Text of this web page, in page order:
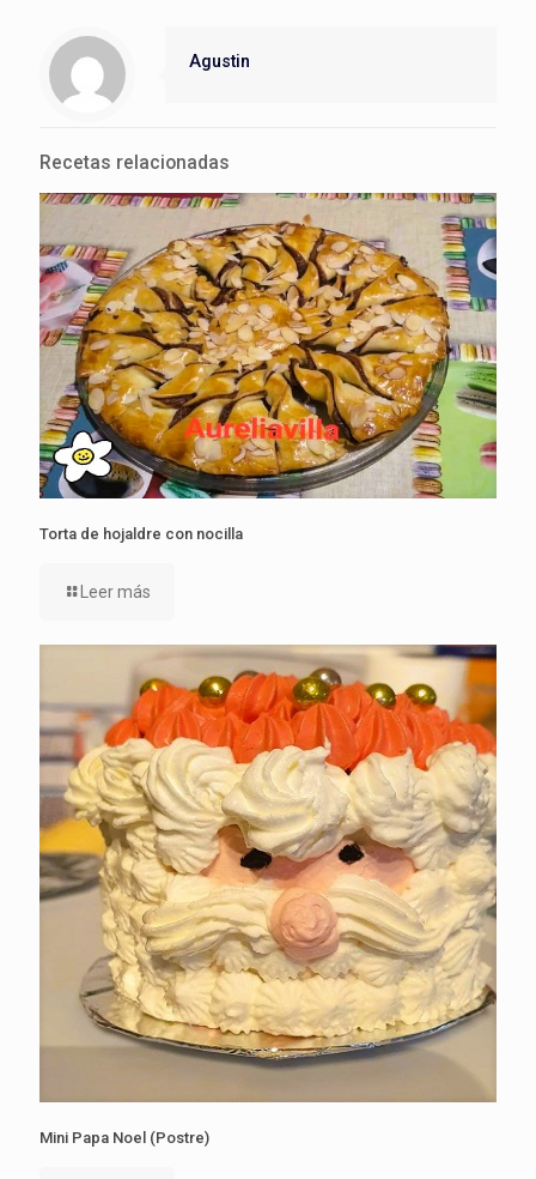
Agustin
Recetas relacionadas
Torta de hojaldre con nocilla
Leer más
Mini Papa Noel (Postre)